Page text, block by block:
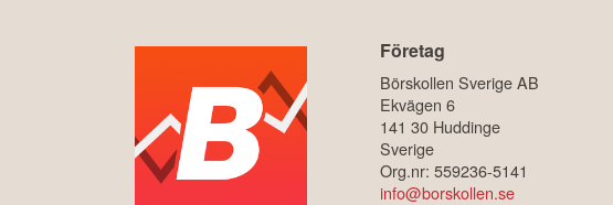
Företag
Börskollen Sverige AB
Ekvägen 6
141 30 Huddinge
Sverige
Org.nr: 559236-5141
info@borskollen.se